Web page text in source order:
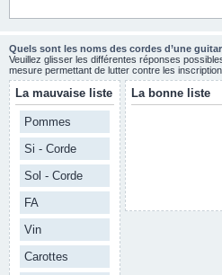
Quels sont les noms des cordes d’une
Veuillez glisser les différentes réponses
mesure permettant de lutter contre les
La mauvaise liste
Pommes
Si - Corde
Sol - Corde
FA
Vin
Carottes
La bonne liste